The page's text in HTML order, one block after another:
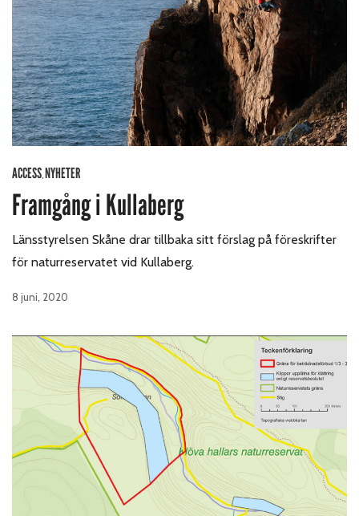
ACCESSNYHETER
Framgång i Kullaberg
Länsstyrelsen Skåne drar tillbaka sitt förslag på föreskrifter
för naturreservatet vid Kullaberg.
8 juni, 2020